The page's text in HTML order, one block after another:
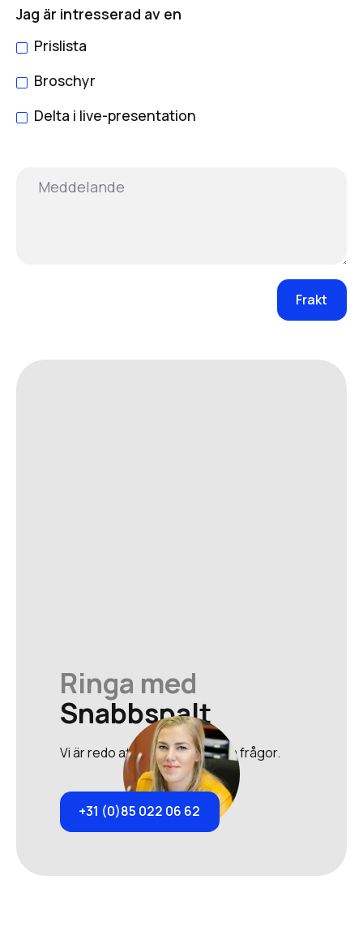
Jag är intresserad av en
Prislista
Broschyr
Delta i live-presentation
Ringa med
Snabbspalt
Vi är redo att svara på alla dina frågor.
+31 (0)85 022 06 62